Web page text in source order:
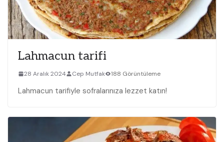
Lahmacun tarifi
28 Aralık 2024 Cep Mutfak 188 Görüntüleme
Lahmacun tarifiyle sofralarınıza lezzet katın!